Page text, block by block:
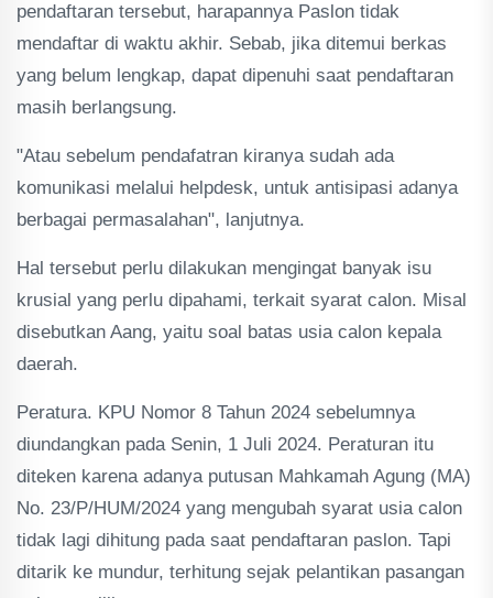
pendaftaran tersebut, harapannya Paslon tidak
mendaftar di waktu akhir. Sebab, jika ditemui berkas
yang belum lengkap, dapat dipenuhi saat pendaftaran
masih berlangsung.
"Atau sebelum pendafatran kiranya sudah ada
komunikasi melalui helpdesk, untuk antisipasi adanya
berbagai permasalahan", lanjutnya.
Hal tersebut perlu dilakukan mengingat banyak isu
krusial yang perlu dipahami, terkait syarat calon. Misal
disebutkan Aang, yaitu soal batas usia calon kepala
daerah.
Peratura. KPU Nomor 8 Tahun 2024 sebelumnya
diundangkan pada Senin, 1 Juli 2024. Peraturan itu
diteken karena adanya putusan Mahkamah Agung (MA)
No. 23/P/HUM/2024 yang mengubah syarat usia calon
tidak lagi dihitung pada saat pendaftaran paslon. Tapi
ditarik ke mundur, terhitung sejak pelantikan pasangan